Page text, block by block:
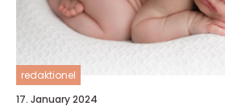
redaktionel
17. January 2024